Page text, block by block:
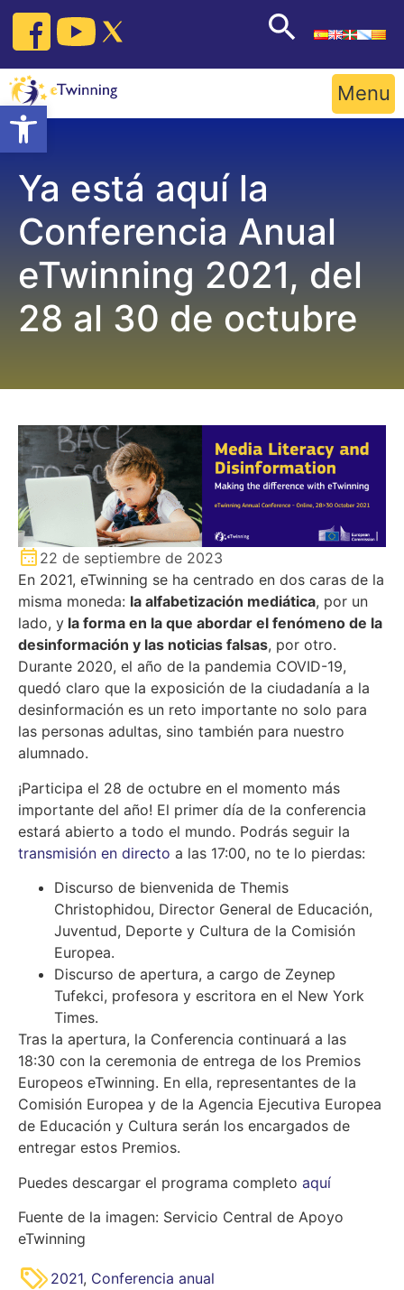
Open toolbar
Skip
content
Menu
Ya está aquí la
Conferencia Anual
eTwinning 2021, del
28 al 30 de octubre
22 de septiembre de 2023
En 2021, eTwinning se ha centrado en dos caras de la
misma moneda: la alfabetización mediática, por un
lado, y la forma en la que abordar el fenómeno de la
desinformación y las noticias falsas, por otro.
Durante 2020, el año de la pandemia COVID-19,
quedó claro que la exposición de la ciudadanía a la
desinformación es un reto importante no solo para
las personas adultas, sino también para nuestro
alumnado.
¡Participa el 28 de octubre en el momento más
importante del año! El primer día de la conferencia
estará abierto a todo el mundo. Podrás seguir la
transmisión en directo a las 17:00, no te lo pierdas:
Discurso de bienvenida de Themis
Christophidou, Director General de Educación,
Juventud, Deporte y Cultura de la Comisión
Europea.
Discurso de apertura, a cargo de Zeynep
Tufekci, profesora y escritora en el New York
Times.
Tras la apertura, la Conferencia continuará a las
18:30 con la ceremonia de entrega de los Premios
Europeos eTwinning. En ella, representantes de la
Comisión Europea y de la Agencia Ejecutiva Europea
de Educación y Cultura serán los encargados de
entregar estos Premios.
Puedes descargar el programa completo aquí
Fuente de la imagen: Servicio Central de Apoyo
eTwinning
2021, Conferencia anual